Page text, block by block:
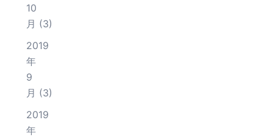
10
月 (3)
2019
年
9
月 (3)
2019
年